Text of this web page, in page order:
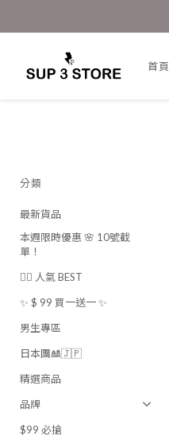
首頁
分類
最新貨品
本週限時優惠 🌸 10號截
單！
❤️‍🔥 人氣 BEST
✨ $ 99 買一送一 ✨
男生專區
日本團🎎🇯🇵
精選商品
品牌
$99 必搶